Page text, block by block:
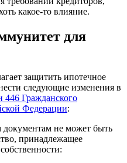
какое-то влияние.
для
защитить ипотечное
следующие изменения в
446 Гражданского
Федерации:
не может быть
принадлежащее